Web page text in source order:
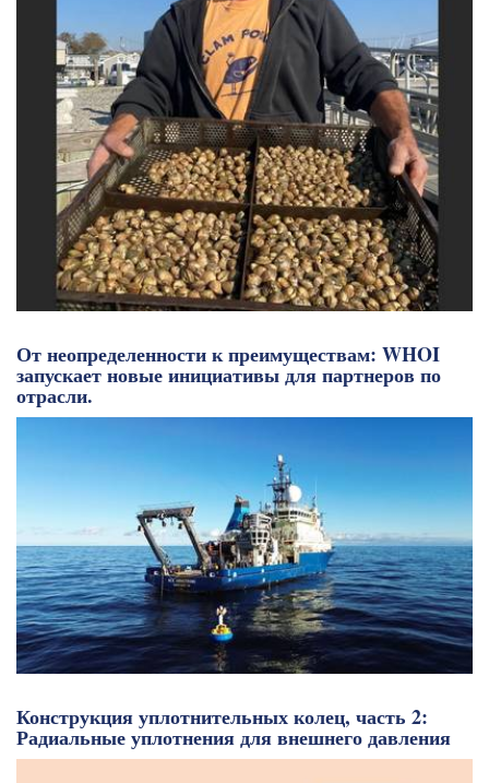
От неопределенности к преимуществам: WHOI
запускает новые инициативы для партнеров по
отрасли.
Конструкция уплотнительных колец, часть 2:
Радиальные уплотнения для внешнего давления